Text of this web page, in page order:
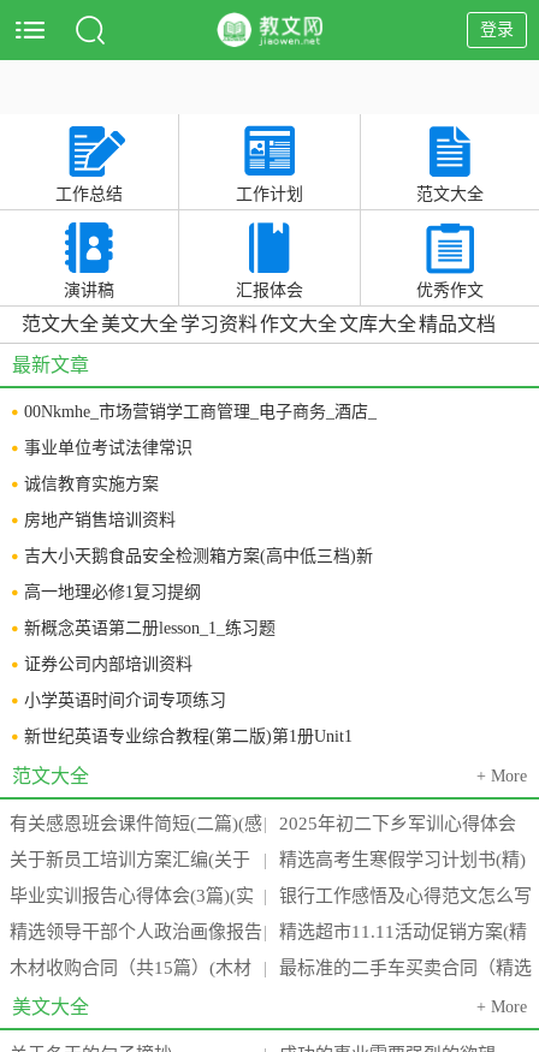
登录
工作总结 工作计划 范文大全
演讲稿 汇报体会 优秀作文
范文大全美文大全学习资料作文大全文库大全精品文档
最新文章
00Nkmhe_市场营销学工商管理_电子商务_酒店_
事业单位考试法律常识
诚信教育实施方案
房地产销售培训资料
吉大小天鹅食品安全检测箱方案(高中低三档)新
高一地理必修1复习提纲
新概念英语第二册lesson_1_练习题
证券公司内部培训资料
小学英语时间介词专项练习
新世纪英语专业综合教程(第二版)第1册Unit1
范文大全 + More
有关感恩班会课件简短(二篇)(感
班会课后反思)
2025年初二下乡军训心得体会
800字(15篇)
关于新员工培训方案汇编(关于
员工培训的外文文献)
精选高考生寒假学习计划书(精)
(高考生寒假作息时间表)
毕业实训报告心得体会(3篇)(实
报告心得万能模板4000字)
银行工作感悟及心得范文怎么写
(四篇)(银行工作心得体会感悟简
短)
精选领导干部个人政治画像报告
用(七篇)(干部 领导)
精选超市11.11活动促销方案(精
品超市品牌有哪些)
木材收购合同（共15篇）(木材
购需要什么手续)
最标准的二手车买卖合同（精选
6篇）(最标准的二手车价格)
美文大全 + More